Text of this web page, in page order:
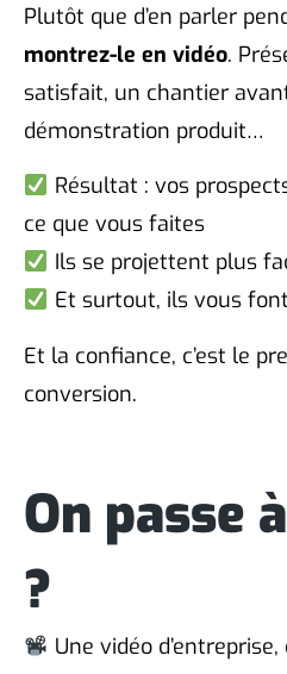
Plutôt que d’en parler
montrez-le en vidéo.
satisfait, un chantier
démonstration produit…
Résultat : vos
ce que vous faites
Ils se projettent plus
Et surtout, ils vous
Et la confiance, c’est le
conversion.
On passe
?
Une vidéo d’entreprise,